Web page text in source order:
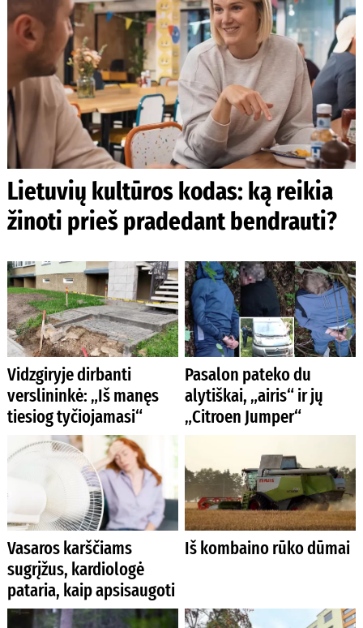
Lietuvių kultūros kodas: ką reikia
žinoti prieš pradedant bendrauti?
Vidzgiryje dirbanti
verslininkė: „Iš manęs
tiesiog tyčiojamasi“
Pasalon pateko du
alytiškai, „airis“ ir jų
„Citroen Jumper“
Vasaros karščiams
sugrįžus, kardiologė
pataria, kaip apsisaugoti
Iš kombaino rūko dūmai